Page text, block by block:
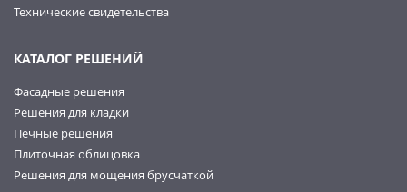
Технические свидетельства
КАТАЛОГ РЕШЕНИЙ
Фасадные решения
Решения для кладки
Печные решения
Плиточная облицовка
Решения для мощения брусчаткой